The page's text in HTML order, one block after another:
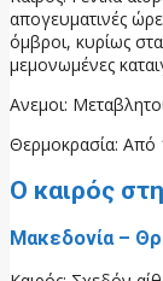
απογευματινές
όμβροι, κυρίως
μεμονωμένες
Ανεμοι:
Θερμοκρασία: Από
Ο καιρός
Μακεδονία –